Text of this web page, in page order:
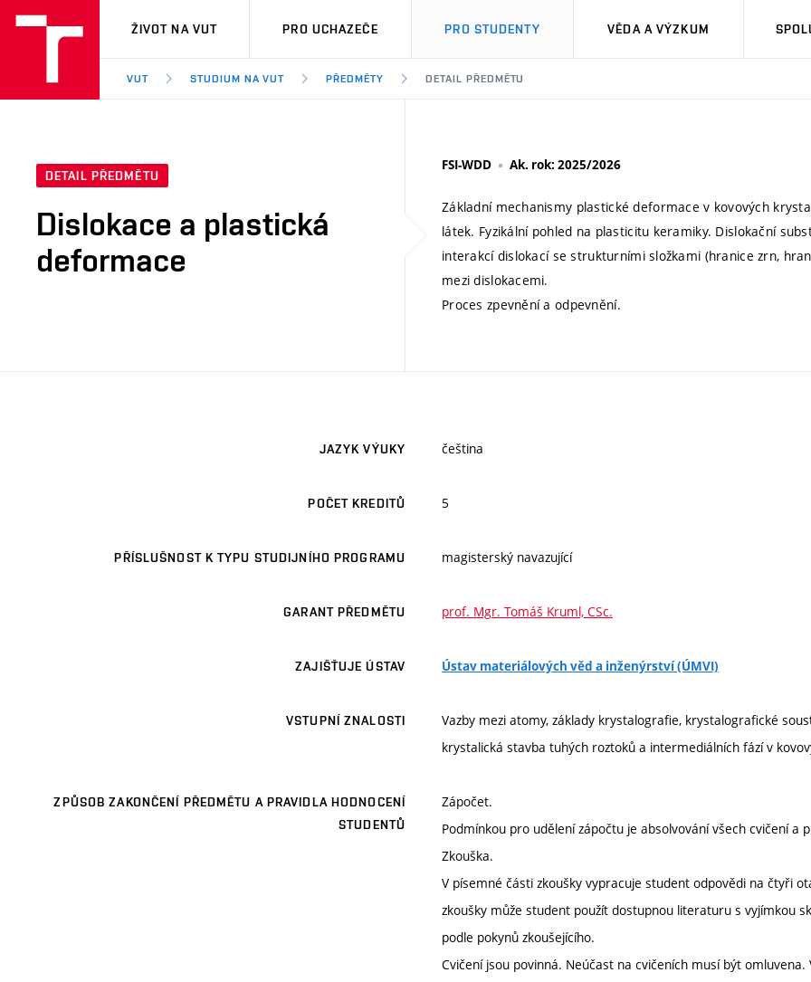
VUT
ŽIVOT NA VUT PRO UCHAZEČE PRO STUDENTY VĚDA A VÝZKUM
VUT STUDIUM NA VUT PŘEDMĚTY DETAIL PŘEDMĚTU
DETAIL PŘEDMĚTU
Dislokace a plastická
deformace
FSI-WDD Ak. rok: 2025/2026
Základní mechanismy plastické deformace v kovových
látek. Fyzikální pohled na plasticitu keramiky. Dislokační
interakcí dislokací se strukturními složkami (hranice zrn,
mezi dislokacemi.
Proces zpevnění a odpevnění.
JAZYK VÝUKY čeština
POČET KREDITŮ 5
PŘÍSLUŠNOST K TYPU STUDIJNÍHO PROGRAMU magisterský navazující
GARANT PŘEDMĚTU prof. Mgr. Tomáš Kruml, CSc.
ZAJIŠŤUJE ÚSTAV Ústav materiálových věd a inženýrství (ÚMVI)
VSTUPNÍ ZNALOSTI
Vazby mezi atomy, základy krystalografie, krystalografické
krystalická stavba tuhých roztoků a intermediálních fází v
ZPŮSOB ZAKONČENÍ PŘEDMĚTU A PRAVIDLA HODNOCENÍ
STUDENTŮ
Zápočet.
Podmínkou pro udělení zápočtu je absolvování všech cvičení a
Zkouška.
V písemné části zkoušky vypracuje student odpovědi na čtyři
zkoušky může student použít dostupnou literaturu s vyjímkou
podle pokynů zkoušejícího.
Cvičení jsou povinná. Neúčast na cvičeních musí být